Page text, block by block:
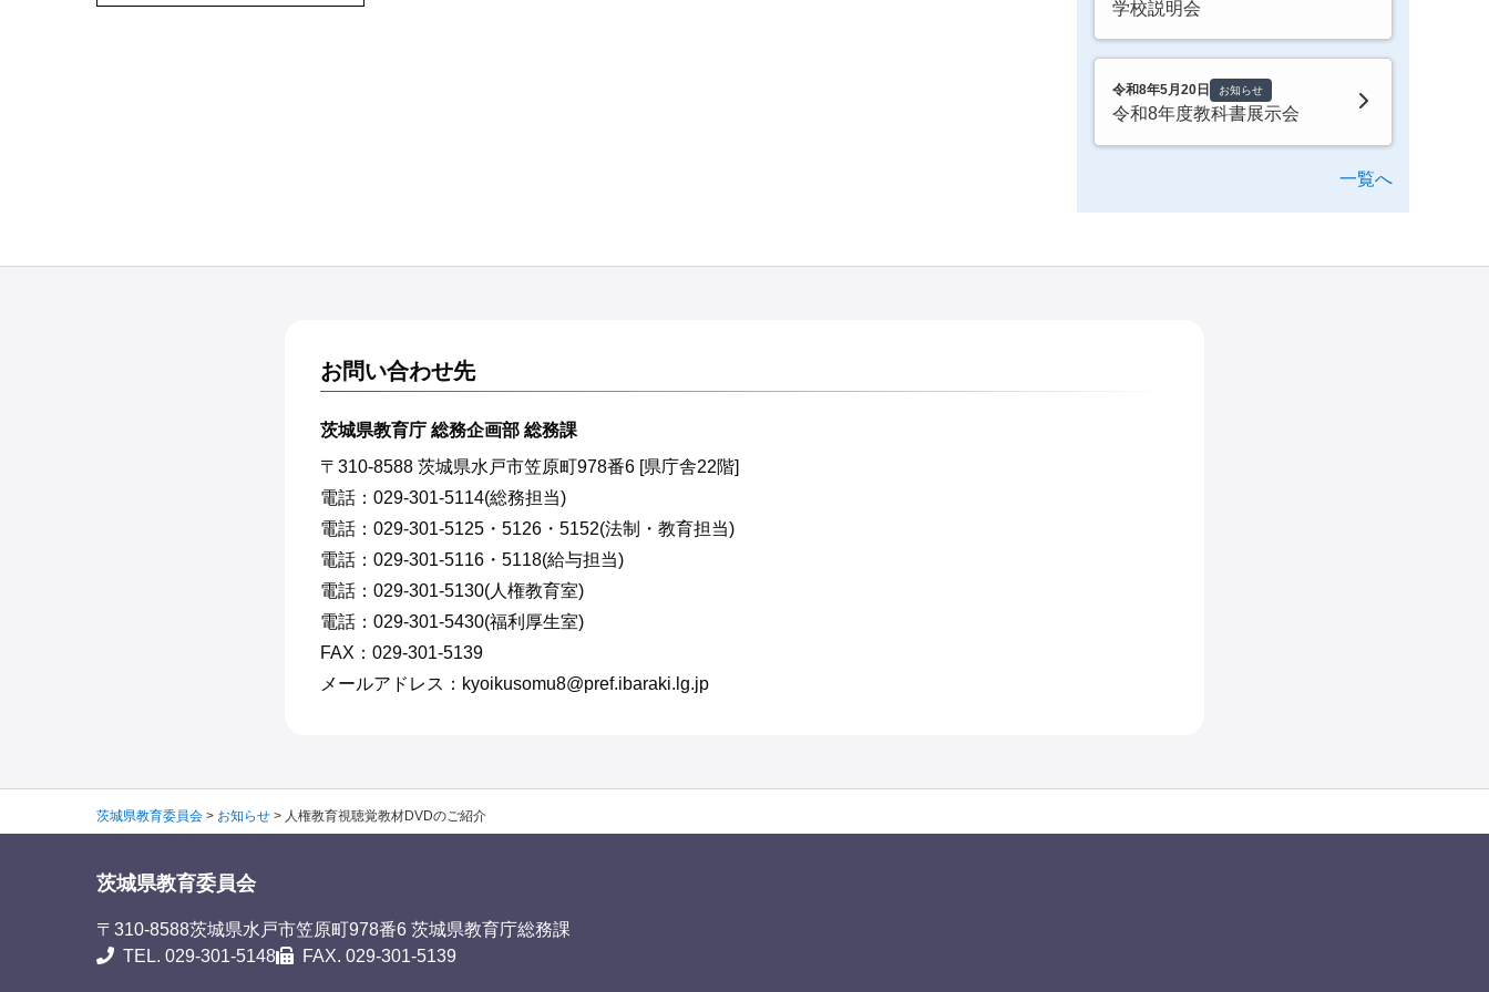
学校説明会
令和8年5月20日 お知らせ
令和8年度教科書展示会
一覧へ
お問い合わせ先
茨城県教育庁 総務企画部 総務課
〒310-8588 茨城県水戸市笠原町978番6 [県庁舎22階]
電話：029-301-5114(総務担当)
電話：029-301-5125・5126・5152(法制・教育担当)
電話：029-301-5116・5118(給与担当)
電話：029-301-5130(人権教育室)
電話：029-301-5430(福利厚生室)
FAX：029-301-5139
メールアドレス：kyoikusomu8@pref.ibaraki.lg.jp
茨城県教育委員会 > お知らせ > 人権教育視聴覚教材DVDのご紹介
茨城県教育委員会
〒310-8588茨城県水戸市笠原町978番6 茨城県教育庁総務課
TEL. 029-301-5148
FAX. 029-301-5139